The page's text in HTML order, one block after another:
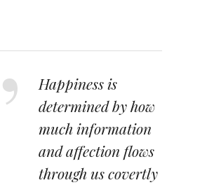
Happiness is
determined by how
much information
and affection flows
through us covertly